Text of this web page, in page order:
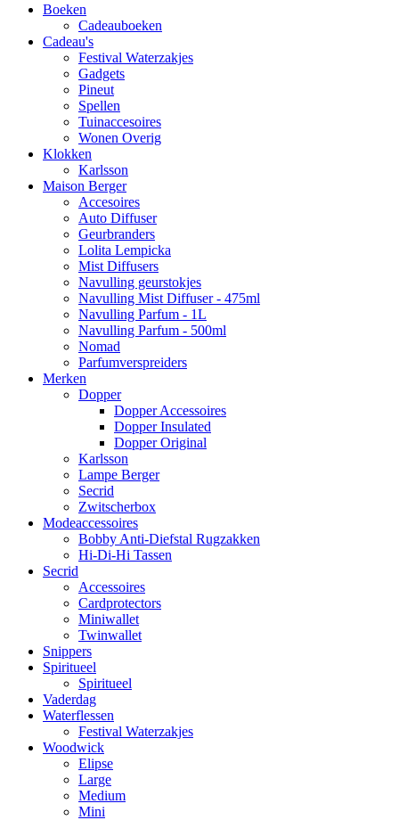
Boeken
Cadeauboeken
Cadeau's
Festival Waterzakjes
Gadgets
Pineut
Spellen
Tuinaccesoires
Wonen Overig
Klokken
Karlsson
Maison Berger
Accesoires
Auto Diffuser
Geurbranders
Lolita Lempicka
Mist Diffusers
Navulling geurstokjes
Navulling Mist Diffuser - 475ml
Navulling Parfum - 1L
Navulling Parfum - 500ml
Nomad
Parfumverspreiders
Merken
Dopper
Dopper Accessoires
Dopper Insulated
Dopper Original
Karlsson
Lampe Berger
Secrid
Zwitscherbox
Modeaccessoires
Bobby Anti-Diefstal Rugzakken
Hi-Di-Hi Tassen
Secrid
Accessoires
Cardprotectors
Miniwallet
Twinwallet
Snippers
Spiritueel
Spiritueel
Vaderdag
Waterflessen
Festival Waterzakjes
Woodwick
Elipse
Large
Medium
Mini